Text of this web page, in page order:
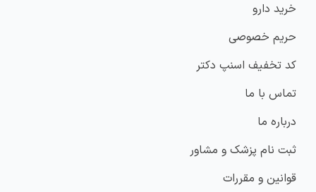
خرید دارو
حریم خصوصی
کد تخفیف اسنپ دکتر
تماس با ما
درباره ما
ثبت نام پزشک و مشاور
قوانین و مقررات